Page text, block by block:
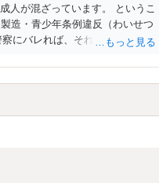
人が混ざっています。 というこ
造・青少年条例違反（わいせつ
にバレれば、それなりの捜査を